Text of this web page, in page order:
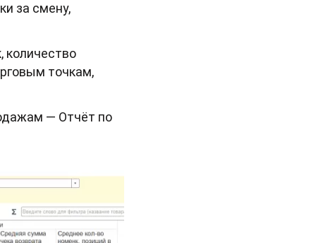
за смену,
количество
точкам,
— Отчёт по